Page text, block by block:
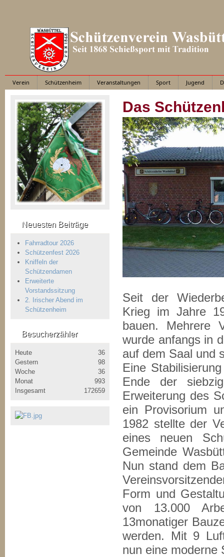
Verein Schützenheim Veranstaltungen Sport Jugend
Das
Seit der
Krieg im Jahre
bauen. Mehrere
wurde anfangs in
auf dem Saal und
Eine
Ende der
Erweiterung des
ein Provisorium
1982 stellte der
eines neuen
Gemeinde
Nun stand dem
Form und
von 13.000
13monatiger
werden. Mit 9
nun eine moderne
Neuesten Beiträge
Fahrradtour 2026
Schützenfest 2026
Kniffeln der
Schützendamen
Erweiterte
Vorstandssitzung
2. Irischer Abend im
Schützenheim
Besucherzähler
Heute
36
Gestern
98
Woche
36
Monat
993
Insgesamt
172659